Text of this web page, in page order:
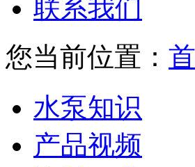
联系我们
您当前位置：
水泵知识
产品视频